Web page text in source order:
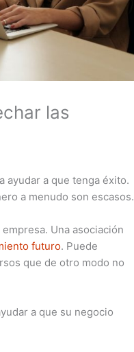
las
ayudar a que tenga éxito.
a menudo son escasos.
Una asociación
futuro. Puede
que de otro modo no
a que su negocio